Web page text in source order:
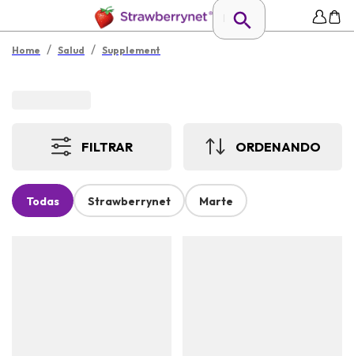
Home / Salud / Supplement
FILTRAR ORDENANDO
Todas Strawberrynet Marte